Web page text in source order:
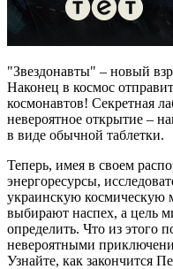
"Звездонавты" – новый
Наконец в космос
космонавтов! Секретная
невероятное открытие –
в виде обычной таблетки.
Теперь, имея в своем
энергоресурсы,
украинскую
выбирают наспех, а цель
определить. Что из этого
невероятными
Узнайте, как закончится